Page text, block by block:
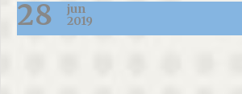
28
jun
2019